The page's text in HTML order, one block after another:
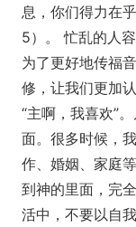
息，你们得力在
5）。 忙乱的人
为了更好地传福
修，让我们更加
“主啊，我喜欢”
面。很多时候，
作、婚姻、家庭
到神的里面，完
活中，不要以自我